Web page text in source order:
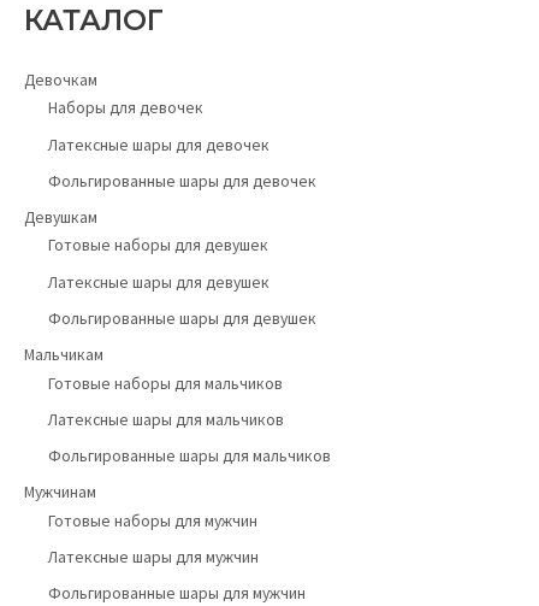
КАТАЛОГ
Девочкам
Наборы для девочек
Латексные шары для девочек
Фольгированные шары для девочек
Девушкам
Готовые наборы для девушек
Латексные шары для девушек
Фольгированные шары для девушек
Мальчикам
Готовые наборы для мальчиков
Латексные шары для мальчиков
Фольгированные шары для мальчиков
Мужчинам
Готовые наборы для мужчин
Латексные шары для мужчин
Фольгированные шары для мужчин